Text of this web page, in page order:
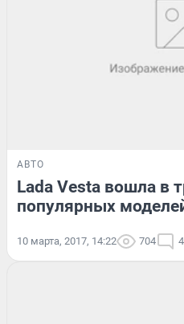
АВТО
Lada Vesta вошла в
популярных
10 марта, 2017, 14:22 704